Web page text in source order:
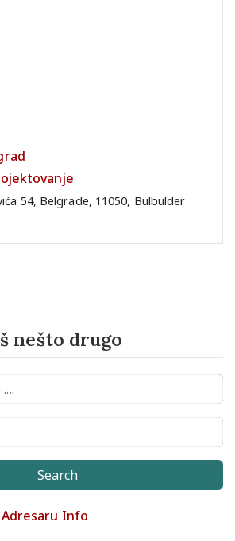
54, Belgrade, 11050, Bulbulder
nešto drugo
Search